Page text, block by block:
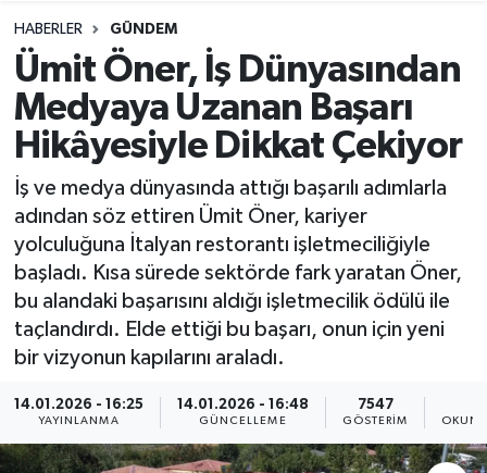
HABERLER GÜNDEM
Ümit Öner, İş Dünyasından
Medyaya Uzanan Başarı
Hikâyesiyle Dikkat Çekiyor
İş ve medya dünyasında attığı başarılı adımlarla
adından söz ettiren Ümit Öner, kariyer
yolculuğuna İtalyan restorantı işletmeciliğiyle
başladı. Kısa sürede sektörde fark yaratan Öner,
bu alandaki başarısını aldığı işletmecilik ödülü ile
taçlandırdı. Elde ettiği bu başarı, onun için yeni
bir vizyonun kapılarını araladı.
14.01.2026 - 16:25
YAYINLANMA
14.01.2026 - 16:48
GÜNCELLEME
7547
GÖSTERIM
DÜNYA
EĞİTİM
EKONOMİ
GÖKTÜRK
GÜNDEM
KEMERBURGAZ
KÜLTÜR - SANAT
MAGAZİN
ÖZEL HABER
Tüm Manşetler
Son Dakika Haberleri
Haber Arşivi